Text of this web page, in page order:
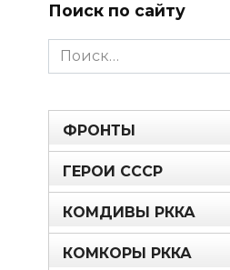
Поиск по сайту
Search
for:
ФРОНТЫ
ГЕРОИ СССР
КОМДИВЫ РККА
КОМКОРЫ РККА